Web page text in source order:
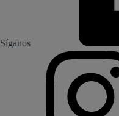
Síganos